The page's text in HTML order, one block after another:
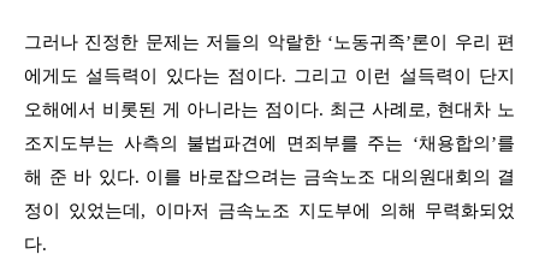
그러나 진정한 문제는 저들의 악랄한 ‘노동귀족’론이 우리 편
에게도 설득력이 있다는 점이다. 그리고 이런 설득력이 단지
오해에서 비롯된 게 아니라는 점이다. 최근 사례로, 현대차 노
조지도부는 사측의 불법파견에 면죄부를 주는 ‘채용합의’를
해 준 바 있다. 이를 바로잡으려는 금속노조 대의원대회의 결
정이 있었는데, 이마저 금속노조 지도부에 의해 무력화되었
다.